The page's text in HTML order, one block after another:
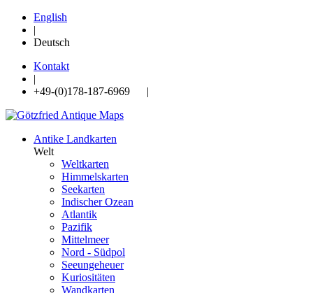
English
|
Deutsch
Kontakt
|
+49-(0)178-187-6969 |
Antike Landkarten
Welt
Weltkarten
Himmelskarten
Seekarten
Indischer Ozean
Atlantik
Pazifik
Mittelmeer
Nord - Südpol
Seeungeheuer
Kuriositäten
Wandkarten